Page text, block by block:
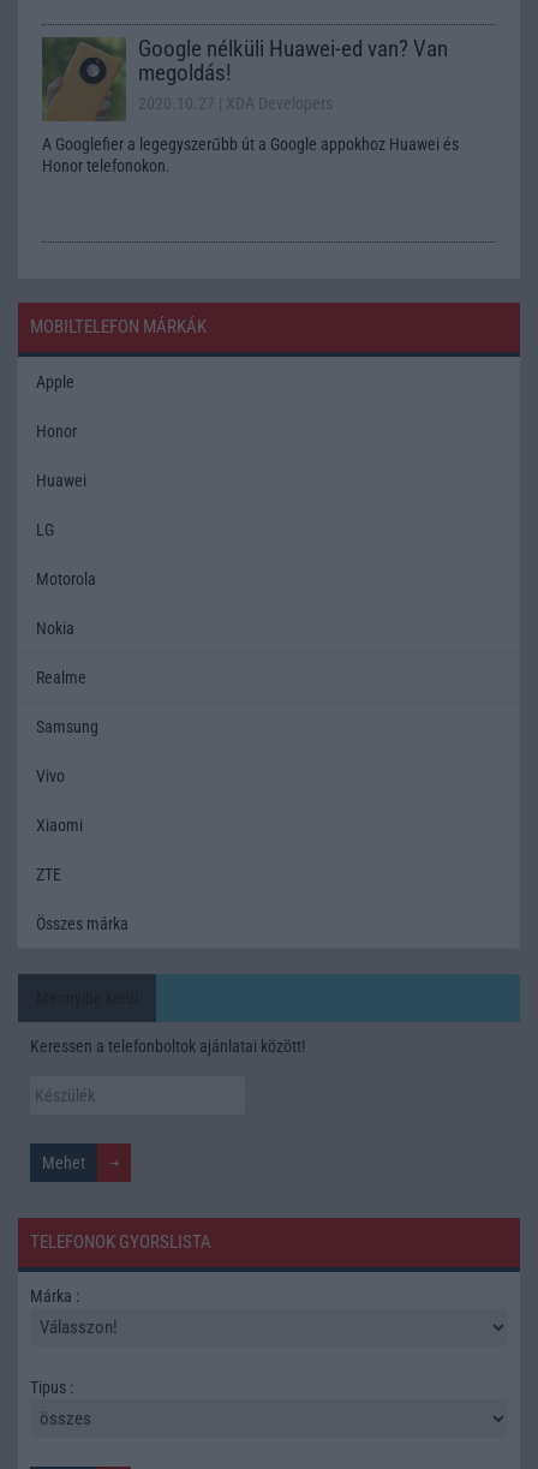
Google nélküli Huawei-ed van? Van
megoldás!
2020.10.27 | XDA Developers
A Googlefier a legegyszerűbb út a Google appokhoz Huawei és
Honor telefonokon.
MOBILTELEFON MÁRKÁK
Apple
Honor
Huawei
LG
Motorola
Nokia
Realme
Samsung
Vivo
Xiaomi
ZTE
Összes márka
Keressen a telefonboltok ajánlatai között!
TELEFONOK GYORSLISTA
Márka :
Tipus :